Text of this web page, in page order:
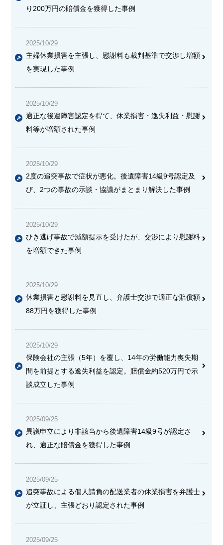
り200万円の賠償金を獲得した事例
2025/10/29
主婦休業損害を主張し、慰謝料も裁判基準で交渉し増額
を実現した事例
2025/10/29
適正な後遺障害認定を得て、休業損害・逸失利益・慰謝
料等が増額された事例
2025/10/29
2度の追突事故で症状が悪化。後遺障害14級9号認定及
び、2つの事故の示談・協議がまとまり解決した事例
2025/10/29
ひき逃げ事故で減額提示を受けたが、交渉により慰謝料
を増額できた事例
2025/10/29
休業損害と慰謝料を見直し、弁護士交渉で適正な賠償額
88万円を獲得した事例
2025/10/29
保険会社の主張（5年）を覆し、14年の労働能力喪失期
間を前提とする逸失利益を認定。賠償金約520万円で示
談成立した事例
2025/09/25
異議申立により非該当から後遺障害14級9号が認定さ
れ、適正な賠償金を獲得した事例
2025/09/25
追突事故による個人請負の配送業者の休業損害を弁護士
が立証し、主張どおり認定された事例
2025/09/25